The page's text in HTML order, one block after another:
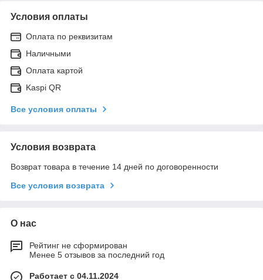
Условия оплаты
Оплата по реквизитам
Наличными
Оплата картой
Kaspi QR
Все условия оплаты
Условия возврата
Возврат товара в течение 14 дней по договоренности
Все условия возврата
О нас
Рейтинг не сформирован
Менее 5 отзывов за последний год
Работает с 04.11.2024